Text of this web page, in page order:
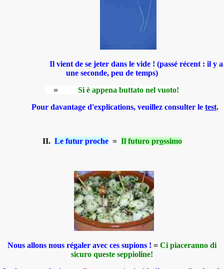
Il vient de se jeter dans le vide ! (passé récent : il y a
une seconde, peu de temps)
=Si è appena buttato nel vuoto!
Pour davantage d'explications, veuillez consulter le test.
II. Le futur proche= Il futuro prossimo
Nous allons nous régaler avec ces supions ! = Ci piaceranno di
sicuro queste seppioline!